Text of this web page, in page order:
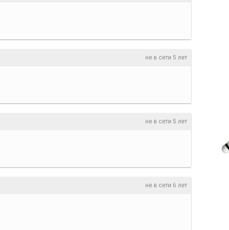
не в сети 5 лет
не в сети 5 лет
не в сети 6 лет